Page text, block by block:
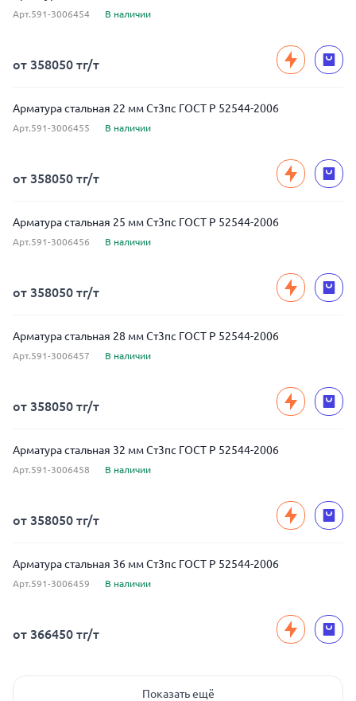
Арт.591-3006454 В наличии
от 358050 тг/т
Арматура стальная 22 мм Ст3пс ГОСТ Р 52544-2006
Арт.591-3006455 В наличии
от 358050 тг/т
Арматура стальная 25 мм Ст3пс ГОСТ Р 52544-2006
Арт.591-3006456 В наличии
от 358050 тг/т
Арматура стальная 28 мм Ст3пс ГОСТ Р 52544-2006
Арт.591-3006457 В наличии
от 358050 тг/т
Арматура стальная 32 мм Ст3пс ГОСТ Р 52544-2006
Арт.591-3006458 В наличии
от 358050 тг/т
Арматура стальная 36 мм Ст3пс ГОСТ Р 52544-2006
Арт.591-3006459 В наличии
от 366450 тг/т
Показать ещё